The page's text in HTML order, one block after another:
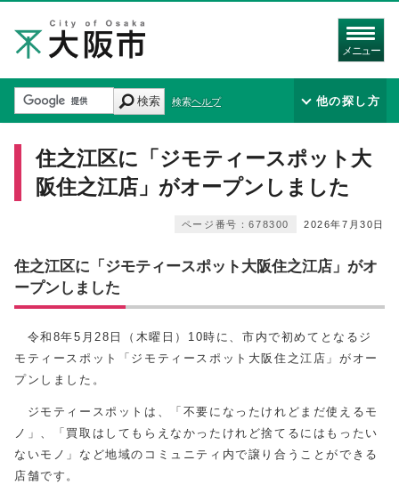
メニュー
検索 検索ヘルプ 他の探し方
住之江区に「ジモティースポット大
阪住之江店」がオープンしました
2026年7月30日
ページ番号：678300
住之江区に「ジモティースポット大阪住之江店」がオ
ープンしました
令和8年5月28日（木曜日）10時に、市内で初めてとなるジ
モティースポット「ジモティースポット大阪住之江店」がオー
プンしました。
ジモティースポットは、「不要になったけれどまだ使えるモ
ノ」、「買取はしてもらえなかったけれど捨てるにはもったい
ないモノ」など地域のコミュニティ内で譲り合うことができる
店舗です。